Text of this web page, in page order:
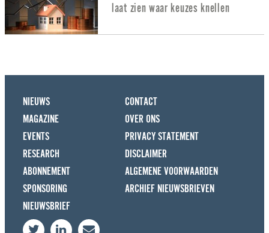
laat zien waar keuzes knellen
NIEUWS
MAGAZINE
EVENTS
RESEARCH
ABONNEMENT
SPONSORING
CONTACT
OVER ONS
PRIVACY STATEMENT
DISCLAIMER
ALGEMENE VOORWAARDEN
ARCHIEF NIEUWSBRIEVEN
NIEUWSBRIEF